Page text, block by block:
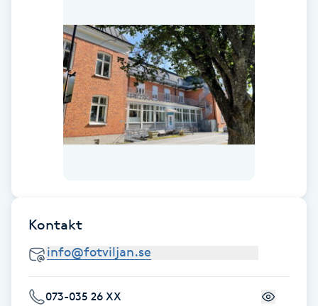
Face framing
Faceliftmassage
Fet hårbotten
Fibromassage
Fotmassage
Kontakt
073-035 26 XX